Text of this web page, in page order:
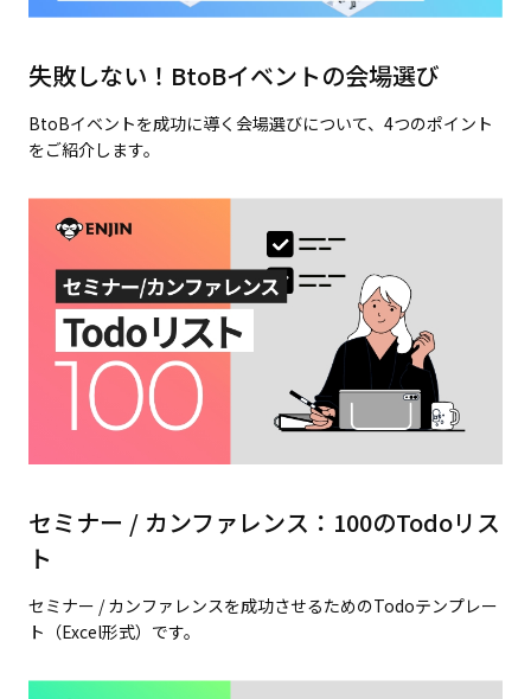
失敗しない！BtoBイベントの会場選び
BtoBイベントを成功に導く会場選びについて、4つのポイント
をご紹介します。
セミナー / カンファレンス：100のTodoリス
ト
セミナー / カンファレンスを成功させるためのTodoテンプレー
ト（Excel形式）です。